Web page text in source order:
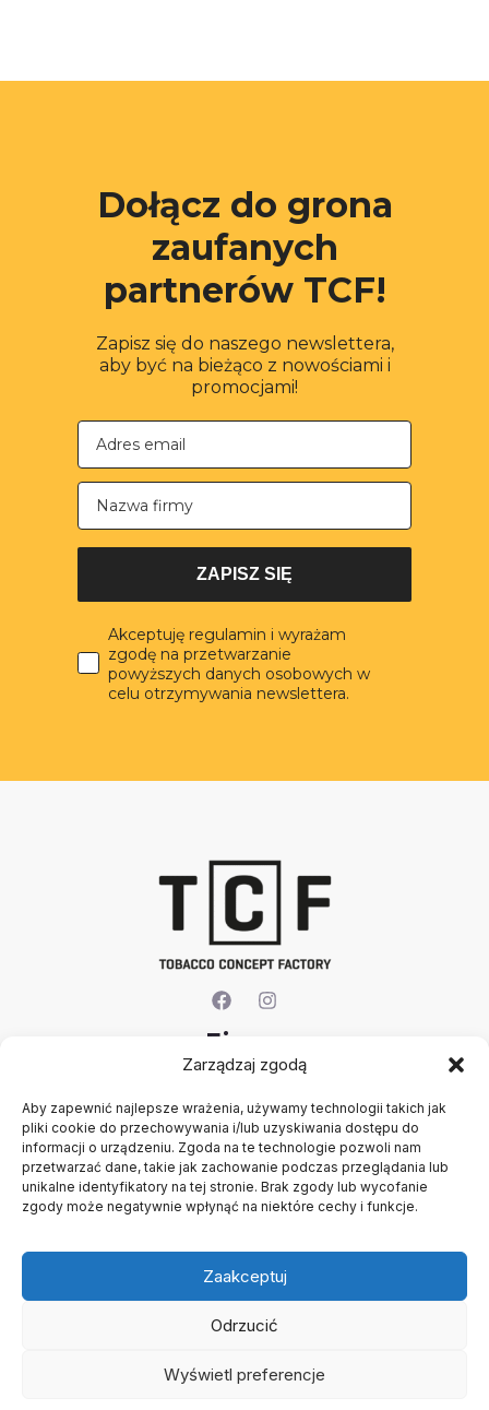
Zarządzaj zgodą
Aby zapewnić najlepsze wrażenia, używamy technologii takich jak
pliki cookie do przechowywania i/lub uzyskiwania dostępu do
informacji o urządzeniu. Zgoda na te technologie pozwoli nam
przetwarzać dane, takie jak zachowanie podczas przeglądania lub
unikalne identyfikatory na tej stronie. Brak zgody lub wycofanie
zgody może negatywnie wpłynąć na niektóre cechy i funkcje.
Zaakceptuj
Odrzucić
Wyświetl preferencje
Dołącz do grona
zaufanych
partnerów TCF!
Zapisz się do naszego newslettera,
aby być na bieżąco z nowościami i
promocjami!
Nazwa firmy
ZAPISZ SIĘ
Akceptuję regulamin i wyrażam
zgodę na przetwarzanie
powyższych danych osobowych w
celu otrzymywania newslettera.
Firma
Kontakt
Rejestracja firmy
Konto
Polityka prywatności
Regulamin
Copyright © 2026 B2B - Panel Hurtowy - TCF - Tobacco